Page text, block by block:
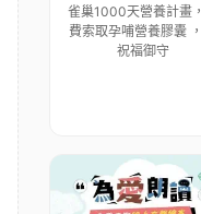
雀巢1000天營養計畫
費索取孕哺營養膠囊
祝福御守